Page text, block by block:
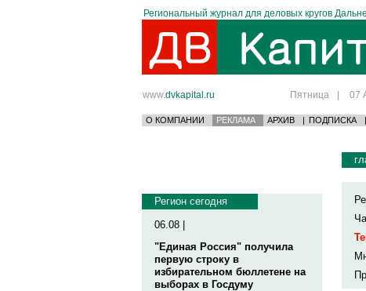
Региональный журнал для деловых кругов
www.dvkapital.ru Пятница | 07
О КОМПАНИИ РЕКЛАМА АРХИВ | ПОДПИСКА |
Регион сегодня
06.08 |
"Единая Россия" получила
первую строку в
избирательном бюллетене на
выборах в Госдуму